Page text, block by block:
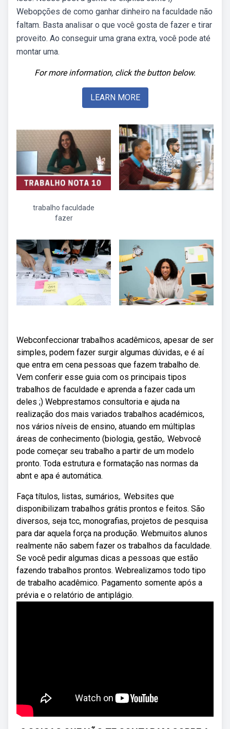
Webopções de como ganhar dinheiro na faculdade não
faltam. Basta analisar o que você gosta de fazer e tirar
proveito. Ao conseguir uma grana extra, você pode até
montar uma.
For more information, click the button below.
LEARN MORE
trabalho faculdade
fazer
Webconfeccionar trabalhos acadêmicos, apesar de ser
simples, podem fazer surgir algumas dúvidas, e é aí
que entra em cena pessoas que fazem trabalho de.
Vem conferir esse guia com os principais tipos
trabalhos de faculdade e aprenda a fazer cada um
deles ;) Webprestamos consultoria e ajuda na
realização dos mais variados trabalhos académicos,
nos vários níveis de ensino, atuando em múltiplas
áreas de conhecimento (biologia, gestão,. Webvocê
pode começar seu trabalho a partir de um modelo
pronto. Toda estrutura e formatação nas normas da
abnt e apa é automática.
Faça títulos, listas, sumários,. Websites que
disponibilizam trabalhos grátis prontos e feitos. São
diversos, seja tcc, monografias, projetos de pesquisa
para dar aquela força na produção. Webmuitos alunos
realmente não sabem fazer os trabalhos da faculdade.
Se você pedir algumas dicas a pessoas que estão
fazendo trabalhos prontos. Webrealizamos todo tipo
de trabalho acadêmico. Pagamento somente após a
prévia e o relatório de antiplágio.